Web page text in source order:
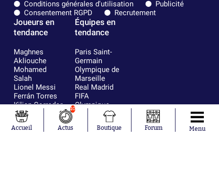
Conditions générales d'utilisation
Publicité
Consentement RGPD
Recrutement
Joueurs en
tendance
Maghnes
Akliouche
Mohamed
Salah
Lionel Messi
Ferrán Torres
Kilian Corredor
Franco
Mastantuono
Orel Mangala
Équipes en
tendance
Paris Saint-
Germain
Olympique de
Marseille
Real Madrid
FIFA
Olympique
lyonnais
AS Monaco
FC Barcelone
Accueil
10
Actus Boutique Forum Menu